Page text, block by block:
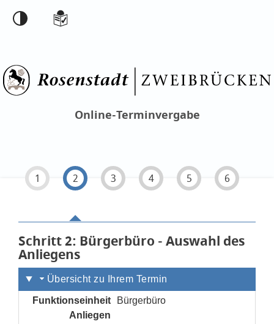
Online-Terminvergabe
1 2 3 4 5 6
Schritt 2von 6
: Bürgerbüro - Auswahl des
Anliegens
Übersicht zu Ihrem Termin
Funktionseinheit
Bürgerbüro
Anliegen